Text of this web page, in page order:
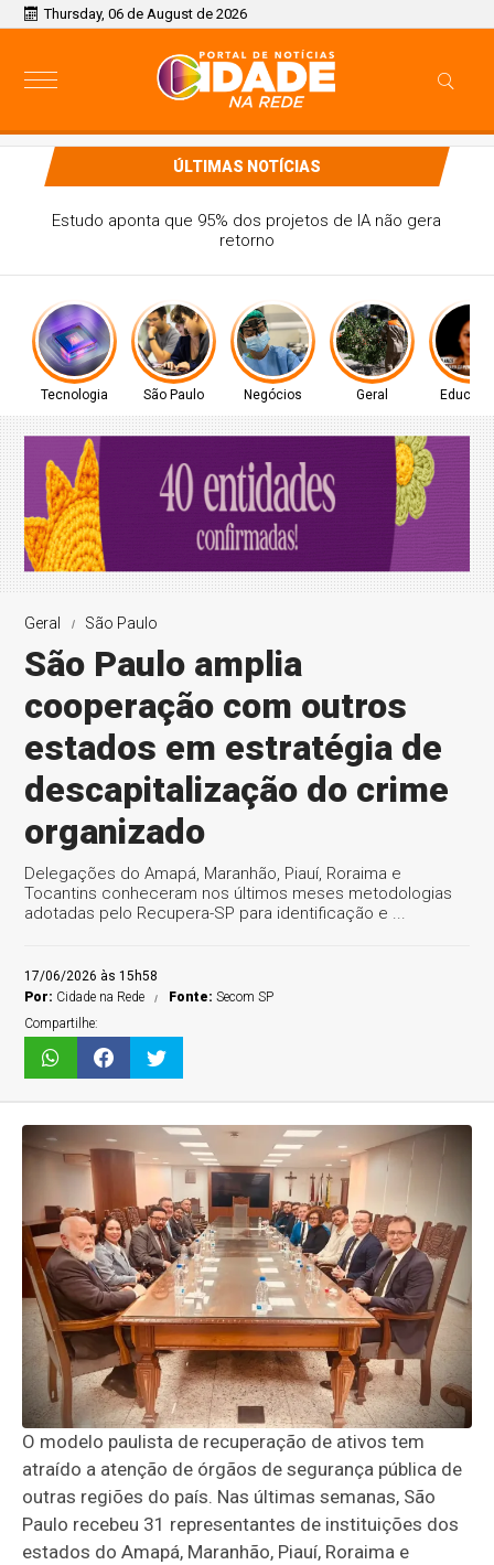
Thursday, 06 de August de 2026
ÚLTIMAS NOTÍCIAS
Conheça as 12 plataformas digitais gratuitas utilizadas na
rede pública de SP para reforçar a aprendizagem
Tecnologia São Paulo Negócios Geral
Geral São Paulo
São Paulo amplia
cooperação com outros
estados em estratégia de
descapitalização do crime
organizado
Delegações do Amapá, Maranhão, Piauí, Roraima e
Tocantins conheceram nos últimos meses metodologias
adotadas pelo Recupera-SP para identificação e ...
17/06/2026 às 15h58
Por: Cidade na Rede Fonte:Secom SP
Compartilhe:
O modelo paulista de recuperação de ativos tem
atraído a atenção de órgãos de segurança pública de
outras regiões do país. Nas últimas semanas, São
Paulo recebeu 31 representantes de instituições dos
estados do Amapá, Maranhão, Piauí, Roraima e